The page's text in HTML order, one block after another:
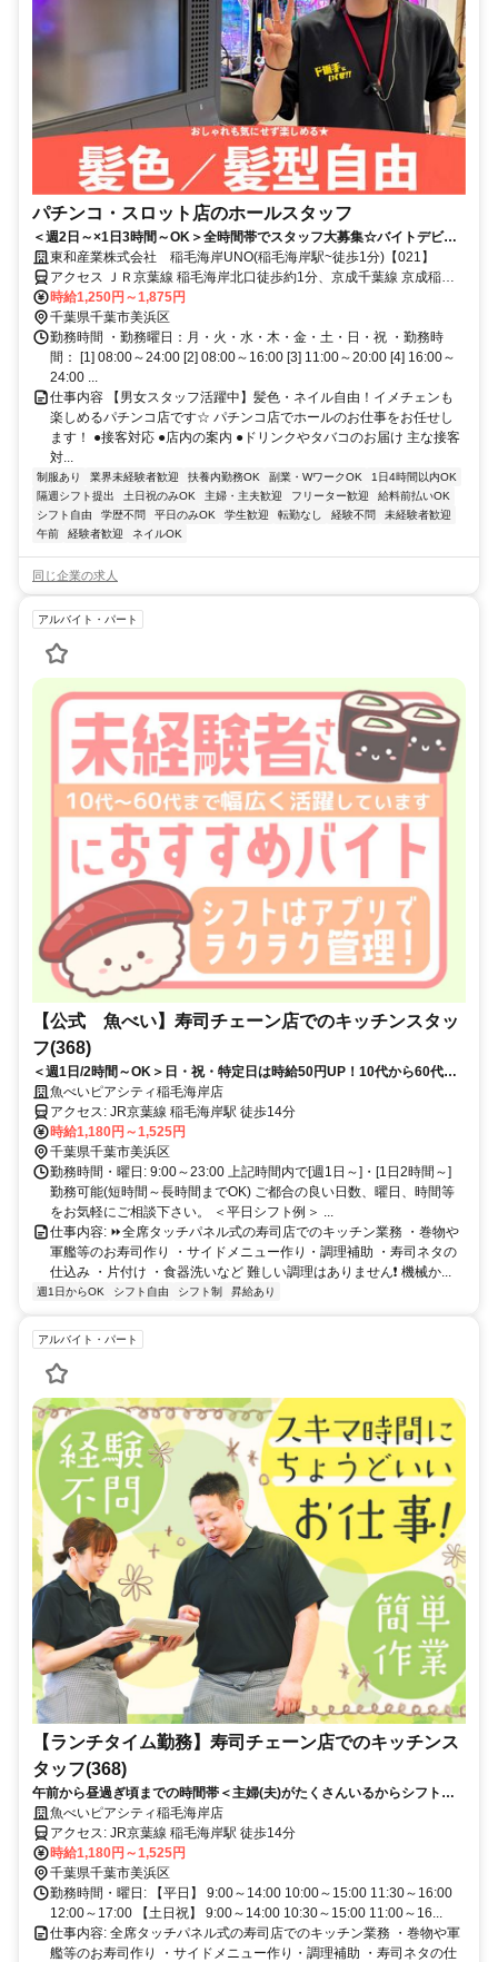
パチンコ・スロット店のホールスタッフ
＜週2日～×1日3時間～OK＞全時間帯でスタッフ大募集☆バイトデビュ
ーも応援します！
東和産業株式会社 稲毛海岸UNO(稲毛海岸駅~徒歩1分)【021】
アクセス ＪＲ京葉線 稲毛海岸北口徒歩約1分、京成千葉線 京成稲毛
徒歩約19分、ＪＲ総武本線 稲毛西口徒歩約27分 「稲毛海岸駅」～徒
歩1分
時給1,250円～1,875円
千葉県千葉市美浜区
勤務時間 ・勤務曜日：月・火・水・木・金・土・日・祝 ・勤務時
間： [1] 08:00～24:00 [2] 08:00～16:00 [3] 11:00～20:00 [4] 16:00～
24:00 ...
仕事内容 【男女スタッフ活躍中】髪色・ネイル自由！イメチェンも
楽しめるパチンコ店です☆ パチンコ店でホールのお仕事をお任せし
ます！ ●接客対応 ●店内の案内 ●ドリンクやタバコのお届け 主な接客
対...
制服あり 業界未経験者歓迎 扶養内勤務OK 副業・WワークOK
1日4時間以内OK
隔週シフト提出
土日祝のみOK 主婦・主夫歓迎 フリーター歓迎
給料前払いOK
シフト自由
学歴不問 平日のみOK 学生歓迎 転勤なし 経験不問
未経験者歓迎
午前
経験者歓迎 ネイルOK
同じ企業の求人
アルバイト・パート
【公式 魚べい】寿司チェーン店でのキッチンスタッ
フ(368)
＜週1日/2時間～OK＞日・祝・特定日は時給50円UP！10代から60代ま
で幅広く活躍中！家庭や学校と両立可能♪未経験OK
魚べいピアシティ稲毛海岸店
アクセス: JR京葉線 稲毛海岸駅 徒歩14分
時給1,180円～1,525円
千葉県千葉市美浜区
勤務時間・曜日: 9:00～23:00 上記時間内で[週1日～]・[1日2時間～]
勤務可能(短時間～長時間までOK) ご都合の良い日数、曜日、時間等
をお気軽にご相談下さい。 ＜平日シフト例＞ ...
仕事内容: ⏩全席タッチパネル式の寿司店でのキッチン業務 ・巻物や
軍艦等のお寿司作り ・サイドメニュー作り・調理補助 ・寿司ネタの
仕込み ・片付け ・食器洗いなど 難しい調理はありません❗ 機械か...
週1日からOK シフト自由 シフト制 昇給あり
アルバイト・パート
【ランチタイム勤務】寿司チェーン店でのキッチンス
タッフ(368)
午前から昼過ぎ頃までの時間帯＜主婦(夫)がたくさんいるからシフト相
談しやすい＞週1日/2時間～勤務OK◎急なお休み対応できます！家事・
育児とかしこく両立♪
魚べいピアシティ稲毛海岸店
アクセス: JR京葉線 稲毛海岸駅 徒歩14分
時給1,180円～1,525円
千葉県千葉市美浜区
勤務時間・曜日: 【平日】 9:00～14:00 10:00～15:00 11:30～16:00
12:00～17:00 【土日祝】 9:00～14:00 10:30～15:00 11:00～16...
仕事内容: 全席タッチパネル式の寿司店でのキッチン業務 ・巻物や軍
艦等のお寿司作り ・サイドメニュー作り・調理補助 ・寿司ネタの仕